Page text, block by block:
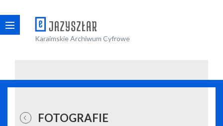
Karaimskie Archiwum Cyfrowe
FOTOGRAFIE